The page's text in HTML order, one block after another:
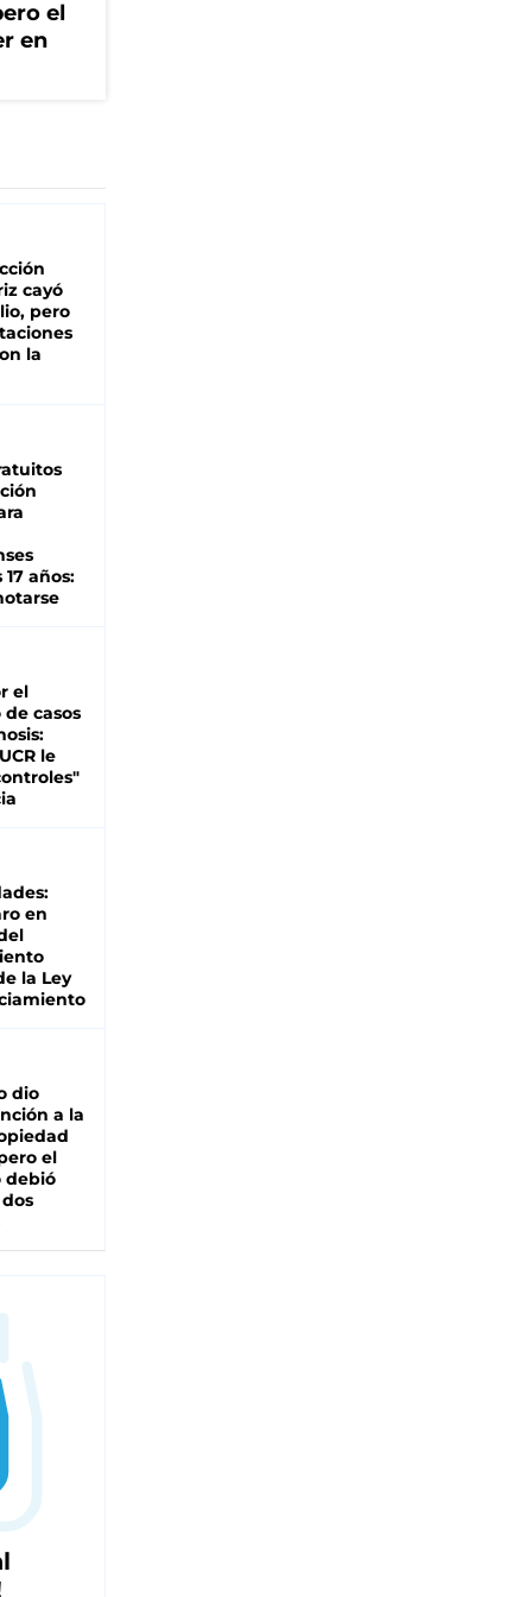
el
en
cayó
pero
la
años:
el
casos
le
en
la Ley
dio
a la
el
debió